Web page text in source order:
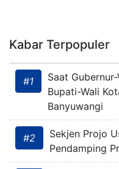
Kabar Terpopuler
#1
Saat
Bupati-Wali
Banyuwangi
#2
Sekjen Projo
Pendamping